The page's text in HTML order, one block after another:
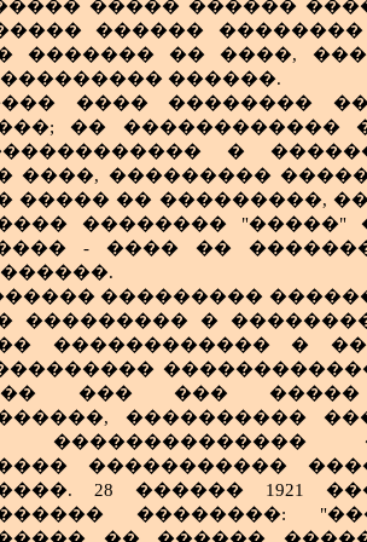
����� ������
������
������� �� ����,
������.
���� ��������
�� ������������
�
����, ���������
����� �� ���������,
��������
- ���� ��
���������
��������� �
������������ �
��� ��� �����
����������
��������������
�����������
28 ������ 1921
��������: